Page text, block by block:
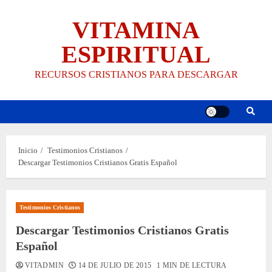
VITAMINA
ESPIRITUAL
RECURSOS CRISTIANOS PARA DESCARGAR
Inicio
Testimonios Cristianos
Descargar Testimonios Cristianos Gratis Español
Testimonios Cristianos
Descargar Testimonios Cristianos Gratis
Español
VITADMIN 14 DE JULIO DE 2015 1 MIN DE LECTURA